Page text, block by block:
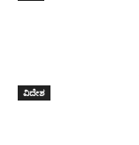
ವಿದೇಶ